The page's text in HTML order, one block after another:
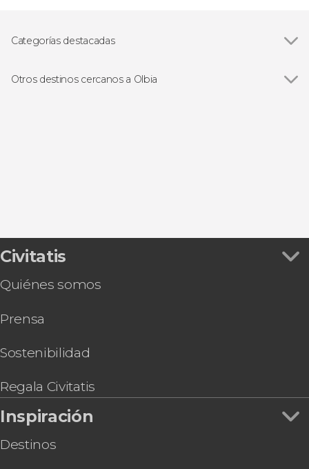
Categorías destacadas
Otros destinos cercanos a Olbia
Civitatis
Quiénes somos
Prensa
Sostenibilidad
Regala Civitatis
Inspiración
Destinos